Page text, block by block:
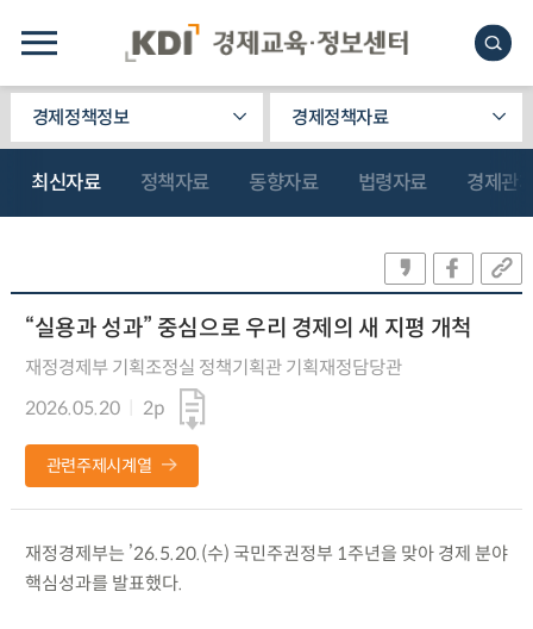
경제정책정보 경제정책자료
최신자료 정책자료 동향자료 법령자료 경제관
“실용과 성과” 중심으로 우리 경제의 새 지평 개척
재정경제부 기획조정실 정책기획관 기획재정담당관
2026.05.20
2p
관련주제시계열
재정경제부는 ’26.5.20.(수) 국민주권정부 1주년을 맞아 경제 분야
핵심성과를 발표했다.